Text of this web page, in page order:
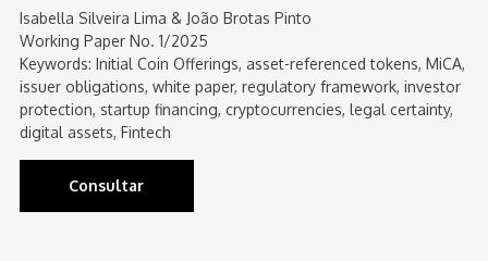
Isabella Silveira Lima & João Brotas Pinto
Working Paper No. 1/2025
Keywords: Initial Coin Offerings, asset-referenced tokens, MiCA,
issuer obligations, white paper, regulatory framework, investor
protection, startup financing, cryptocurrencies, legal certainty,
digital assets, Fintech
Consultar